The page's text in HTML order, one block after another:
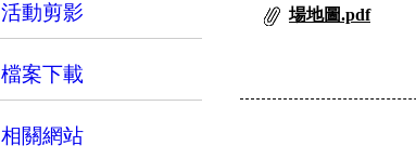
活動剪影
檔案下載
相關網站
場地圖.pdf